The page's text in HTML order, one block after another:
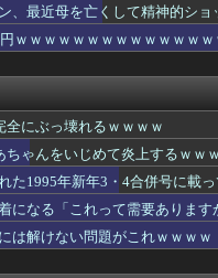
たｗｗｗwｗｗｗｗｗｗｗｗ❤
界で重レアアース供給網の構築
は気温が下がる
を同じ幼稚園に通わせてるマ
さん「腕が抜けないのよ…助け
ザイ💢それ自慢なの？💢💢💢」
のマ◯コに亀頭だけ突っ込んで
最新スマホの約2倍）のバッテ
に千載一遇の好機到来」
wwwwwwwwwwww
口を開く価値がない奴が発信で...
、最近母を亡くして精神的シ
ｗｗｗｗｗｗｗｗｗｗｗｗｗｗ
全にぶっ壊れるｗｗｗｗ
ちゃんをいじめて炎上するｗｗ
た1995年新年3・4合併号に載
になる「これって需要あります
は解けない問題がこれｗｗｗｗ